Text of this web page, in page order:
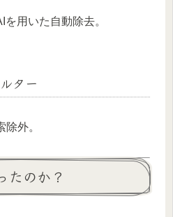
用いた自動除去。
ター
外。
たのか？